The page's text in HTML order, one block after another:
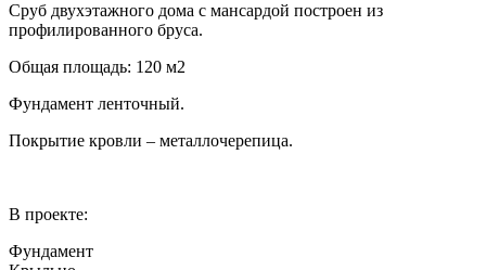
Сруб двухэтажного дома с мансардой построен из
профилированного бруса.
Общая площадь: 120 м2
Фундамент ленточный.
Покрытие кровли – металлочерепица.
В проекте:
Фундамент